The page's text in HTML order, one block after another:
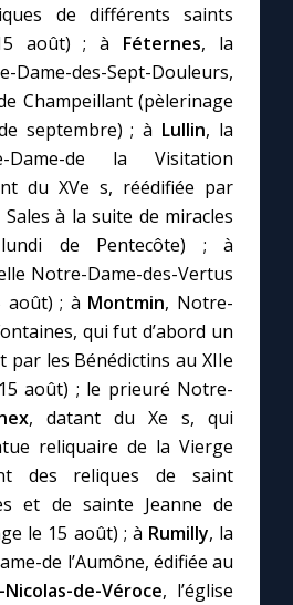
de différents saints
août) ; à Féternes, la
des-Sept-Douleurs,
Champeillant (pèlerinage
septembre) ; à Lullin, la
Dame-de la Visitation
du XVe s, réédifiée par
à la suite de miracles
de Pentecôte) ; à
Notre-Dame-des-Vertus
août) ; à Montmin, Notre-
qui fut d’abord un
les Bénédictins au XIIe
août) ; le prieuré Notre-
, datant du Xe s, qui
reliquaire de la Vierge
des reliques de saint
et de sainte Jeanne de
le 15 août) ; à Rumilly, la
de l’Aumône, édifiée au
Nicolas-de-Véroce, l’église